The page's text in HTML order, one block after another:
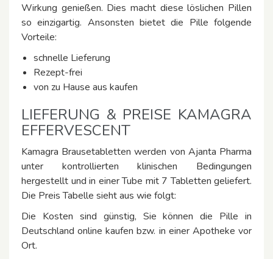
Wirkung genießen. Dies macht diese löslichen Pillen
so einzigartig. Ansonsten bietet die Pille folgende
Vorteile:
schnelle Lieferung
Rezept-frei
von zu Hause aus kaufen
LIEFERUNG & PREISE KAMAGRA
EFFERVESCENT
Kamagra Brausetabletten werden von Ajanta Pharma
unter kontrollierten klinischen Bedingungen
hergestellt und in einer Tube mit 7 Tabletten geliefert.
Die Preis Tabelle sieht aus wie folgt:
Die Kosten sind günstig, Sie können die Pille in
Deutschland online kaufen bzw. in einer Apotheke vor
Ort.